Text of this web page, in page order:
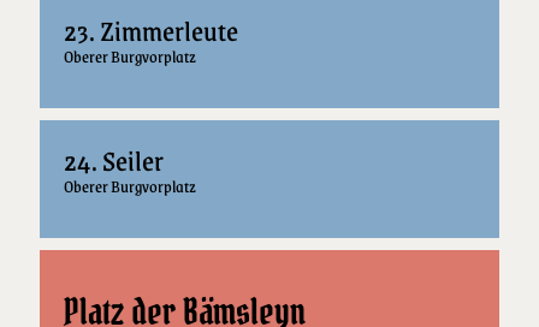
23. Zimmerleute
Oberer Burgvorplatz
24. Seiler
Oberer Burgvorplatz
Platz der Bämsleyn